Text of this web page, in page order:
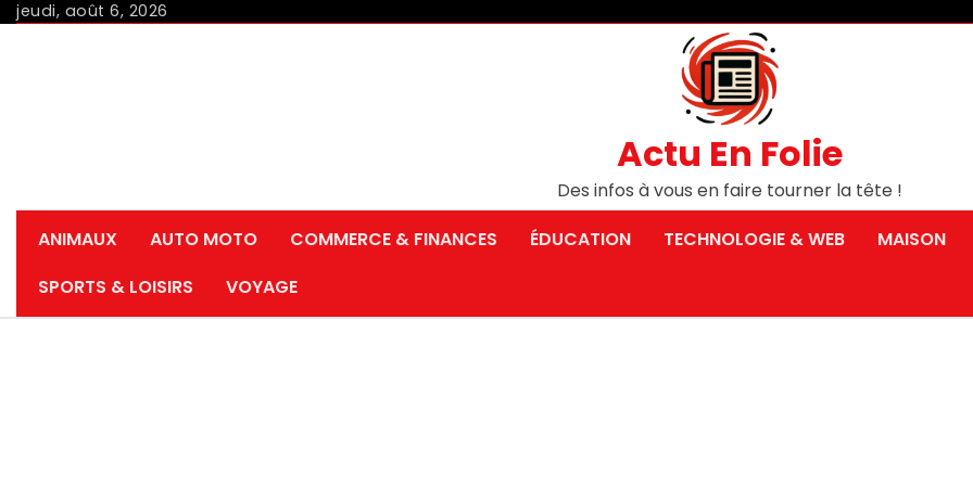
Skipjeudi, août 6, 2026
Actu En Folie
Des infos à vous en faire tourner la tête !
ANIMAUX
AUTO MOTO COMMERCE & FINANCES ÉDUCATION TECHNOLOGIE & WEB MAISON
SPORTS & LOISIRS
VOYAGE